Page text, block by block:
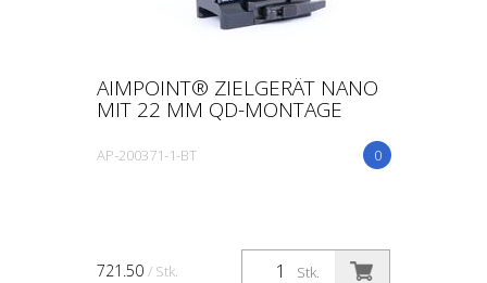
AIMPOINT® ZIELGERÄT NANO
MIT 22 MM QD-MONTAGE
0
AP-200371-1-BT
Stk.
721.50 / Stk.